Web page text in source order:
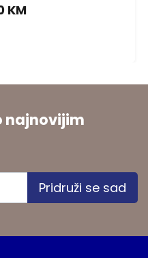
KM
najnovijim
Pridruži se sad